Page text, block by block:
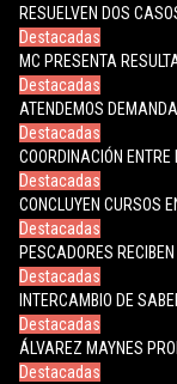
RESUELVEN DOS
Destacadas
MC PRESENTA
Destacadas
ATENDEMOS
Destacadas
COORDINACIÓN ENTRE
Destacadas
CONCLUYEN CURSOS
Destacadas
PESCADORES
Destacadas
INTERCAMBIO DE
Destacadas
ÁLVAREZ MAYNES
Destacadas